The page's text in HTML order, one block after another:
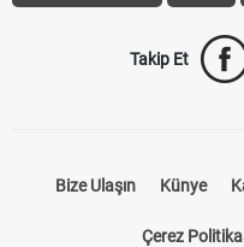
Trabzonspor Transfer Canlı İzle